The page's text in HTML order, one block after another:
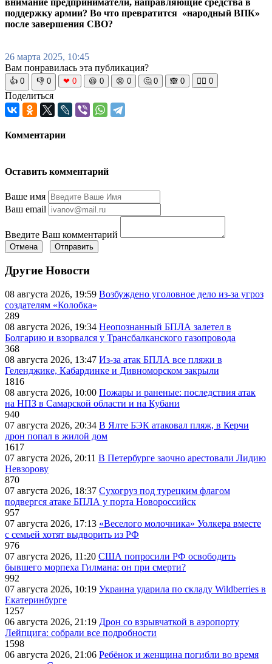
поддержку армии? Во что превратится «народный ВПК»
после завершения СВО?
26 марта 2025, 10:45
Вам понравилась эта публикация?
👍 0 👎 0 ❤ 0 😆 0 😡 0 🤔 0 🙈 0 🧘‍♀️ 0
Поделиться
Комментарии
Оставить комментарий
Ваше имя
Ваш email
Введите Ваш комментарий
Отмена Отправить
Другие Новости
08 августа 2026, 19:59 Возбуждено уголовное дело из-за угроз
создателям «Колобка»
289
08 августа 2026, 19:34 Неопознанный БПЛА залетел в
Болгарию и взорвался у Трансбалканского газопровода
368
08 августа 2026, 13:47 Из-за атак БПЛА все пляжи в
Геленджике, Кабардинке и Дивноморском закрыли
1816
08 августа 2026, 10:00 Пожары и раненые: последствия атак
на НПЗ в Самарской области и на Кубани
940
07 августа 2026, 20:34 В Ялте БЭК атаковал пляж, в Керчи
дрон попал в жилой дом
1617
07 августа 2026, 20:11 В Петербурге заочно арестовали Лидию
Невзорову
870
07 августа 2026, 18:37 Сухогруз под турецким флагом
подвергся атаке БПЛА у порта Новороссийск
957
07 августа 2026, 17:13 «Веселого молочника» Уолкера вместе
с семьей хотят выдворить из РФ
976
07 августа 2026, 11:20 США попросили РФ освободить
бывшего морпеха Гилмана: он при смерти?
992
07 августа 2026, 10:19 Украина ударила по складу Wildberries в
Екатеринбурге
1257
06 августа 2026, 21:19 Дрон со взрывчаткой в аэропорту
Лейпцига: собрали все подробности
1598
06 августа 2026, 21:06 Ребёнок и женщина погибли во время